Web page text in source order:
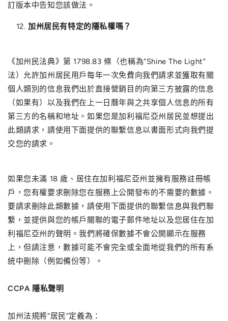
訂版本中告知您該做法。
加州居民有特定的隱私權嗎？
《加州民法典》第 1798.83 條（也稱為“Shine The Light”
法）允許加州居民用戶每年一次免費向我們請求並獲取有關
個人類別的信息我們出於直接營銷目的向第三方披露的信息
（如果有）以及我們在上一日曆年與之共享個人信息的所有
第三方的名稱和地址。如果您是加利福尼亞州居民並想提出
此類請求，請使用下面提供的聯繫信息以書面形式向我們提
交您的請求。
如果您未滿 18 歲、居住在加利福尼亞州並擁有服務註冊帳
戶，您有權要求刪除您在服務上公開發布的不需要的數據。
要請求刪除此類數據，請使用下面提供的聯繫信息與我們聯
繫，並提供與您的帳戶關聯的電子郵件地址以及您居住在加
利福尼亞州的聲明。我們將確保數據不會公開顯示在服務
上，但請注意，數據可能不會完全或全面地從我們的所有系
統中刪除（例如備份等）。
CCPA 隱私聲明
加州法規將“居民”定義為：